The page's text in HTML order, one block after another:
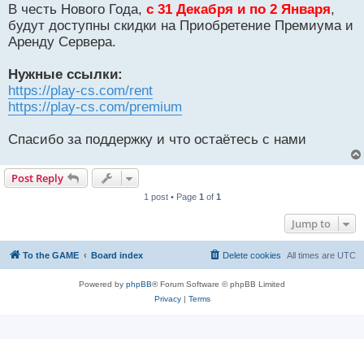
В честь Нового Года, с 31 Декабря и по 2 Января,
будут доступны скидки на Приобретение Премиума и
Аренду Сервера.
Нужные ссылки:
https://play-cs.com/rent
https://play-cs.com/premium
Спасибо за поддержку и что остаётесь с нами
Post Reply
1 post • Page 1 of 1
Jump to
To the GAME Board index All times are UTC
Delete cookies
Powered by phpBB® Forum Software © phpBB Limited
Privacy| Terms